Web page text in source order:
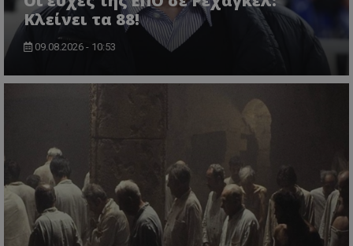
Κλείνει τα 88!
09.08.2026 - 10:53